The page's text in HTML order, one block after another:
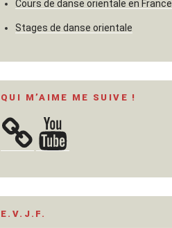
Cours de danse orientale en France
Stages de danse orientale
QUI M’AIME ME SUIVE !
YouTube
E.V.J.F.